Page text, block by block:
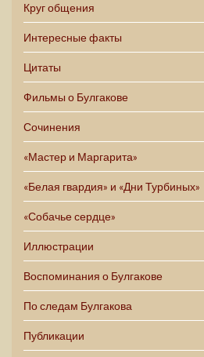
Круг общения
Интересные факты
Цитаты
Фильмы о Булгакове
Сочинения
«Мастер и Маргарита»
«Белая гвардия» и «Дни Турбиных»
«Собачье сердце»
Иллюстрации
Воспоминания о Булгакове
По следам Булгакова
Публикации